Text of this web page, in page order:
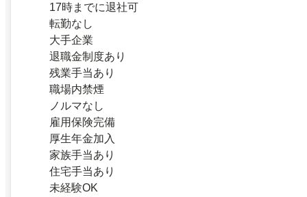
17時までに退社可
転勤なし
大手企業
退職金制度あり
残業手当あり
職場内禁煙
ノルマなし
雇用保険完備
厚生年金加入
家族手当あり
住宅手当あり
未経験OK